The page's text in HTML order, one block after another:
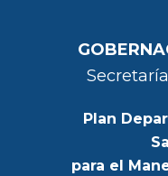
Plan
para el